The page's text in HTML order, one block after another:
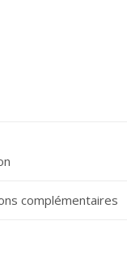
complémentaires